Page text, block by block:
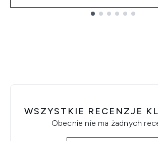
WSZYSTKIE RECENZJE
Obecnie nie ma żadnych